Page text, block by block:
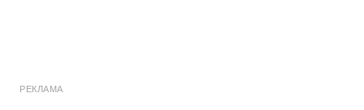
РЕКЛАМА